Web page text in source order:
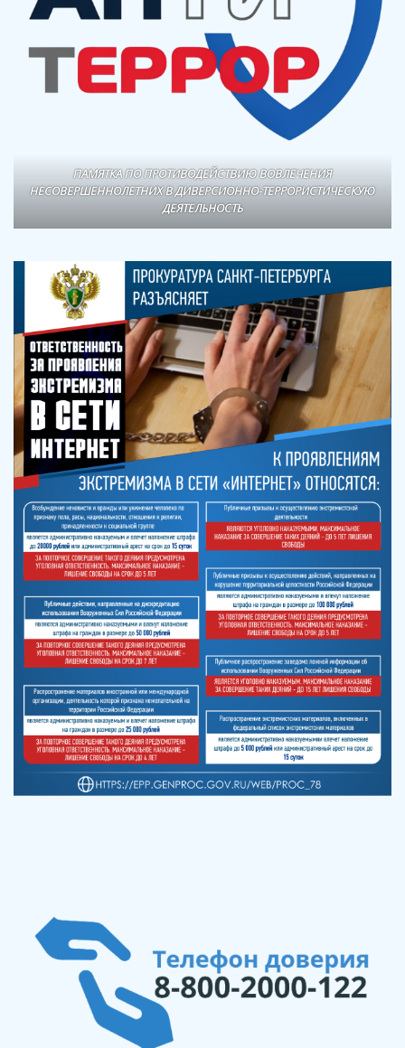
ПАМЯТКА ПО ПРОТИВОДЕЙСТВИЮ ВОВЛЕЧЕНИЯ
НЕСОВЕРШЕННОЛЕТНИХ В ДИВЕРСИОННО-ТЕРРОРИСТИЧЕСКУЮ
ДЕЯТЕЛЬНОСТЬ